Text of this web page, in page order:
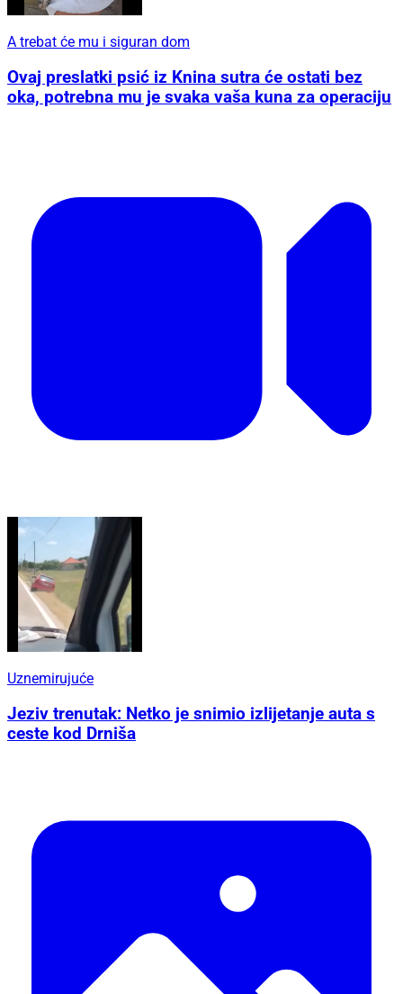
A trebat će mu i siguran dom
Ovaj preslatki psić iz Knina sutra će ostati bez
oka, potrebna mu je svaka vaša kuna za operaciju
Uznemirujuće
Jeziv trenutak: Netko je snimio izlijetanje auta s
ceste kod Drniša